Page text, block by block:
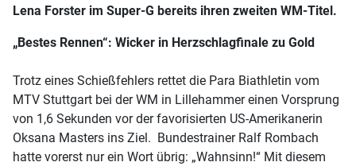
Lena Forster im Super-G bereits ihren zweiten WM-Titel.
„Bestes Rennen“: Wicker in Herzschlagfinale zu Gold
Trotz eines Schießfehlers rettet die Para Biathletin vom
MTV Stuttgart bei der WM in Lillehammer einen Vorsprung
von 1,6 Sekunden vor der favorisierten US-Amerikanerin
Oksana Masters ins Ziel. Bundestrainer Ralf Rombach
hatte vorerst nur ein Wort übrig: „Wahnsinn!“ Mit diesem